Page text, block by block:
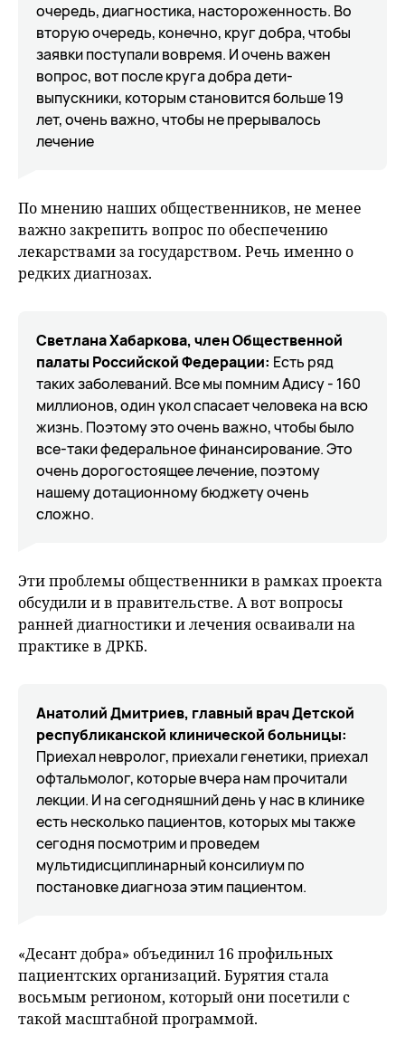
очередь, диагностика, настороженность. Во
вторую очередь, конечно, круг добра, чтобы
заявки поступали вовремя. И очень важен
вопрос, вот после круга добра дети-
выпускники, которым становится больше 19
лет, очень важно, чтобы не прерывалось
лечение
По мнению наших общественников, не менее
важно закрепить вопрос по обеспечению
лекарствами за государством. Речь именно о
редких диагнозах.
Светлана Хабаркова, член Общественной
палаты Российской Федерации: Есть ряд
таких заболеваний. Все мы помним Адису - 160
миллионов, один укол спасает человека на всю
жизнь. Поэтому это очень важно, чтобы было
все-таки федеральное финансирование. Это
очень дорогостоящее лечение, поэтому
нашему дотационному бюджету очень
сложно.
Эти проблемы общественники в рамках проекта
обсудили и в правительстве. А вот вопросы
ранней диагностики и лечения осваивали на
практике в ДРКБ.
Анатолий Дмитриев, главный врач Детской
республиканской клинической больницы:
Приехал невролог, приехали генетики, приехал
офтальмолог, которые вчера нам прочитали
лекции. И на сегодняшний день у нас в клинике
есть несколько пациентов, которых мы также
сегодня посмотрим и проведем
мультидисциплинарный консилиум по
постановке диагноза этим пациентом.
«Десант добра» объединил 16 профильных
пациентских организаций. Бурятия стала
восьмым регионом, который они посетили с
такой масштабной программой.